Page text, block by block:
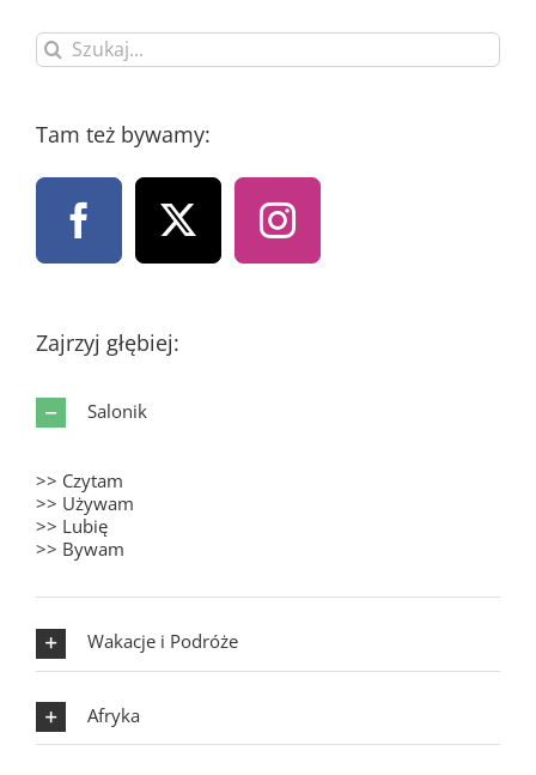
Szukaj
Tam też bywamy:
Zajrzyj głębiej:
Salonik
>> Czytam
>> Używam
>> Lubię
>> Bywam
Wakacje i Podróże
Afryka